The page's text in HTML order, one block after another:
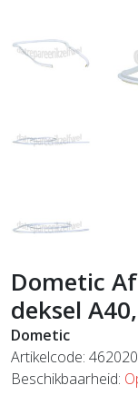
Dometic
deksel
Dometic
Artikelcode:
Beschikbaarheid: